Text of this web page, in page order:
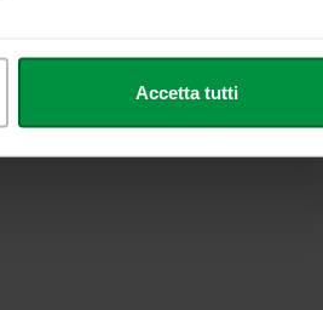
specifiche (impronte digitali).
Accetta tutti